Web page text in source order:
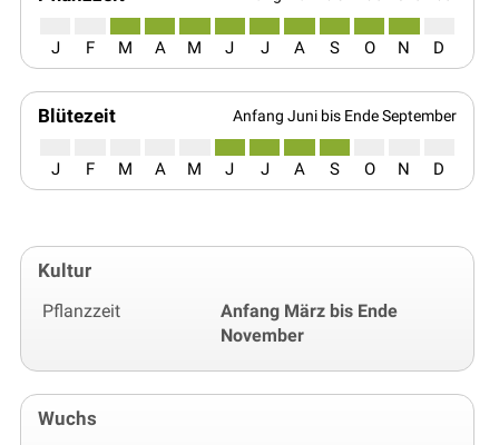
J F M A M J J A S O N D
Blütezeit Anfang Juni bis Ende September
J F M A M J J A S O N D
Kultur
Pflanzzeit
Anfang März bis Ende
November
Wuchs